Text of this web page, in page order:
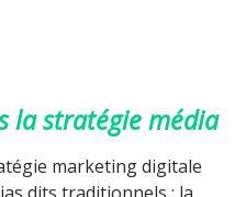
la stratégie média
marketing digitale